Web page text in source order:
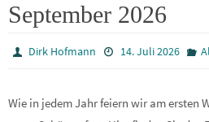
September 2026
Dirk Hofmann 14. Juli 2026
Wie in jedem Jahr feiern wir am ersten